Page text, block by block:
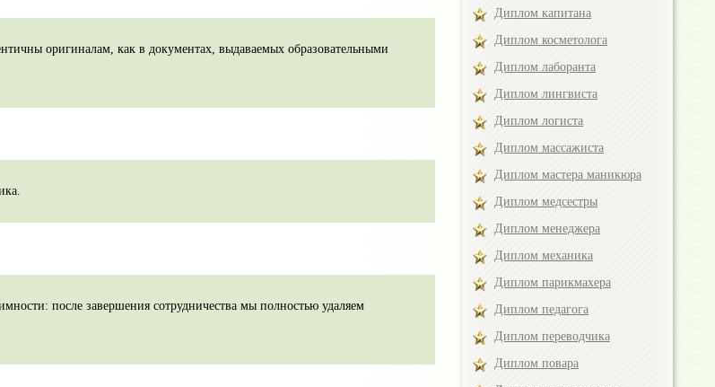
оригиналам, как в документах, выдаваемых образовательными
после завершения сотрудничества мы полностью удаляем
Диплом капитана
Диплом косметолога
Диплом лаборанта
Диплом лингвиста
Диплом логиста
Диплом массажиста
Диплом мастера маникюра
Диплом медсестры
Диплом менеджера
Диплом механика
Диплом парикмахера
Диплом педагога
Диплом переводчика
Диплом повара